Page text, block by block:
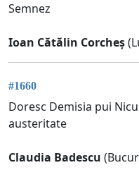
Semnez
Ioan Cătălin Corcheș
#1660
Doresc Demisia pui
austeritate
Claudia Badescu